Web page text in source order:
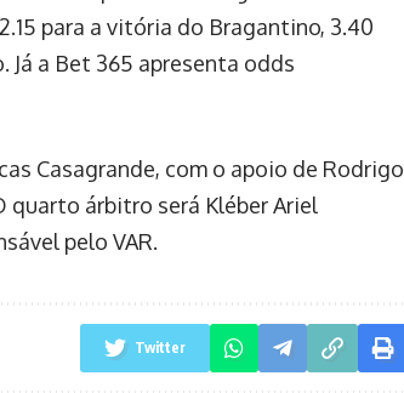
para a vitória do Bragantino, 3.40
Já a Bet 365 apresenta odds
Casagrande, com o apoio de Rodrigo
quarto árbitro será Kléber Ariel
pelo VAR.
Twitter